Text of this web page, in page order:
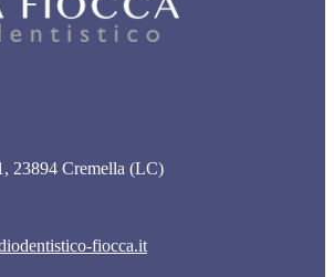
23894 Cremella (LC)
fiocca.it